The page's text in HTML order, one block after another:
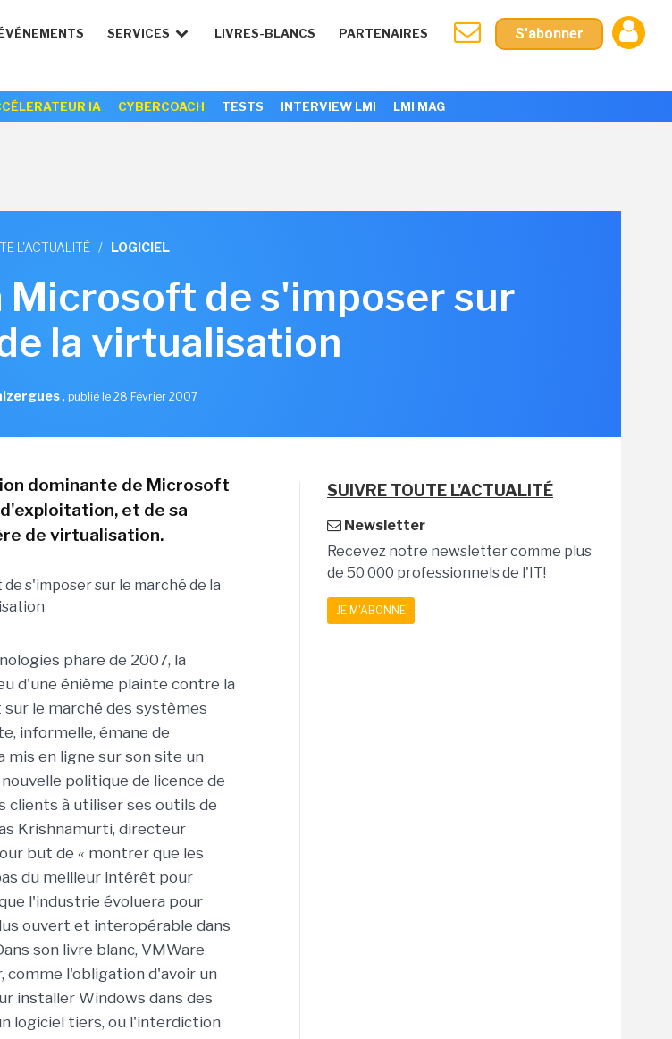
SERVICES LIVRES-BLANCS PARTENAIRES S'abonner
IA CYBERCOACH TESTS INTERVIEW LMI LMI MAG
L'ACTUALITÉ / LOGICIEL
Microsoft de s'imposer sur
la virtualisation
, publié le 28 Février 2007
dominante de Microsoft
et de sa
de virtualisation.
phare de 2007, la
d'une énième plainte contre la
le marché des systèmes
informelle, émane de
mis en ligne sur son site un
politique de licence de
clients à utiliser ses outils de
Krishnamurti, directeur
but de « montrer que les
du meilleur intérêt pour
l'industrie évoluera pour
ouvert et interopérable dans
son livre blanc, VMWare
l'obligation d'avoir un
installer Windows dans des
logiciel tiers, ou l'interdiction
SUIVRE TOUTE L'ACTUALITÉ
Newsletter
Recevez notre newsletter comme plus
de 50 000 professionnels de l'IT!
JE M'ABONNE